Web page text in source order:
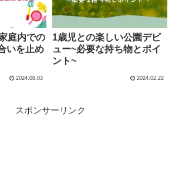
庭内での
いを止め
2024.08.03
1歳児との楽しい公園デビ
ュー~必要な持ち物とポイ
ント~
2024.02.22
スポンサーリンク